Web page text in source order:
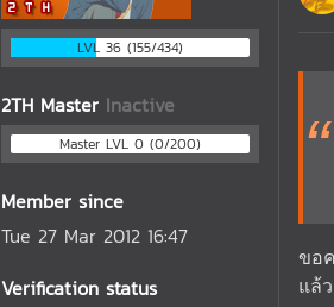
LVL 36 (155/434)
2TH Master Inactive
Master LVL 0 (0/200)
Member since
Tue 27 Mar 2012 16:47
Verification status
ขอ
แล้